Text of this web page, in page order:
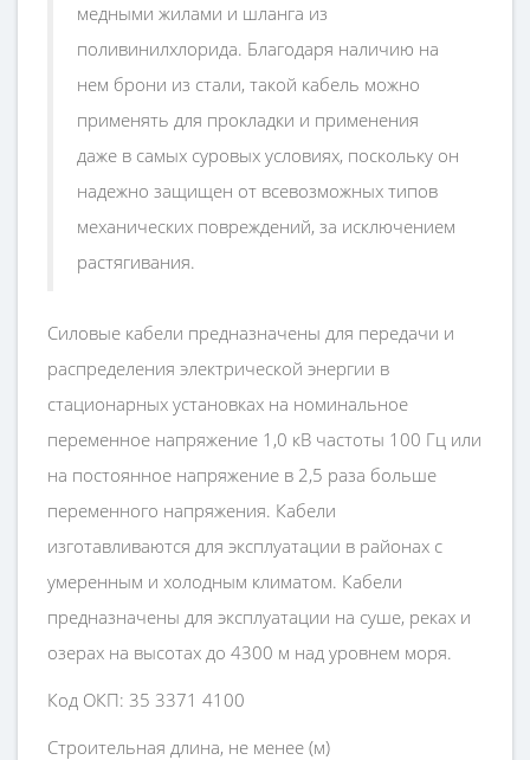
медными жилами и шланга из
поливинилхлорида. Благодаря наличию на
нем брони из стали, такой кабель можно
применять для прокладки и применения
даже в самых суровых условиях, поскольку он
надежно защищен от всевозможных типов
механических повреждений, за исключением
растягивания.
Силовые кабели предназначены для передачи и
распределения электрической энергии в
стационарных установках на номинальное
переменное напряжение 1,0 кВ частоты 100 Гц или
на постоянное напряжение в 2,5 раза больше
переменного напряжения. Кабели
изготавливаются для эксплуатации в районах с
умеренным и холодным климатом. Кабели
предназначены для эксплуатации на суше, реках и
озерах на высотах до 4300 м над уровнем моря.
Код ОКП: 35 3371 4100
Строительная длина, не менее (м)